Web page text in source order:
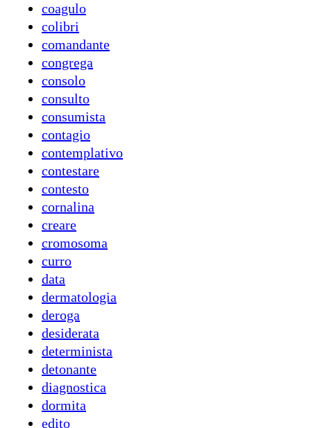
coagulo
colibri
comandante
congrega
consolo
consulto
consumista
contagio
contemplativo
contestare
contesto
cornalina
creare
cromosoma
curro
data
dermatologia
deroga
desiderata
determinista
detonante
diagnostica
dormita
edito